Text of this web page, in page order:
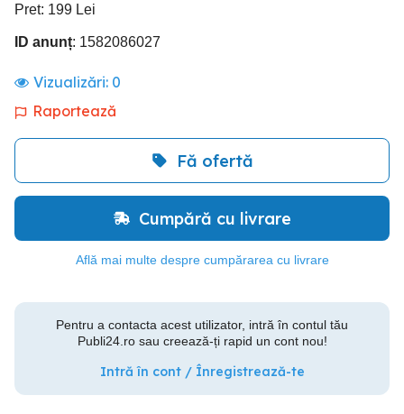
Pret: 199 Lei
ID anunț: 1582086027
Vizualizări: 0
Raportează
Fă ofertă
Cumpără cu livrare
Află mai multe despre cumpărarea cu livrare
Pentru a contacta acest utilizator, intră în contul tău
Publi24.ro sau creează-ți rapid un cont nou!
Intră în cont / Înregistrează-te